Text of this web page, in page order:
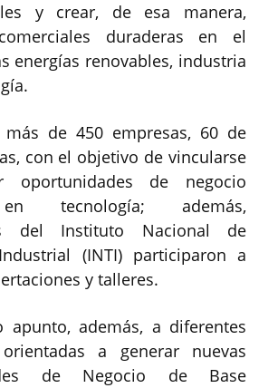
y crear, de esa manera,
duraderas en el
energías renovables, industria
más de 450 empresas, 60 de
con el objetivo de vincularse
oportunidades de negocio
tecnología; además,
del Instituto Nacional de
(INTI) participaron a
y talleres.
apunto, además, a diferentes
a generar nuevas
de Negocio de Base